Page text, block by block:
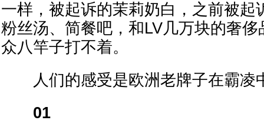
一样，被起诉的茉莉奶白，之前被起
粉丝汤、简餐吧，和LV几万块的奢
众八竿子打不着。
人们的感受是欧洲老牌子在霸凌
01